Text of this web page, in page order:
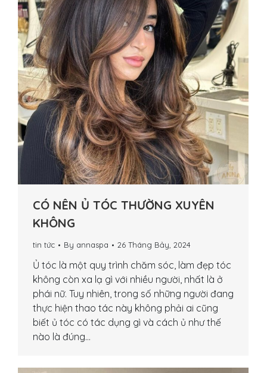
CÓ NÊN Ủ TÓC THƯỜNG XUYÊN
KHÔNG
tin tức By annaspa 26 Tháng Bảy, 2024
Ủ tóc là một quy trình chăm sóc, làm đẹp tóc
không còn xa lạ gì với nhiều người, nhất là ở
phái nữ. Tuy nhiên, trong số những người đang
thực hiện thao tác này không phải ai cũng
biết ủ tóc có tác dụng gì và cách ủ như thế
nào là đúng…